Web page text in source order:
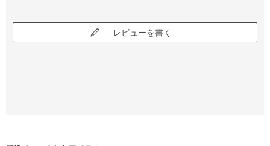
レビューを書く